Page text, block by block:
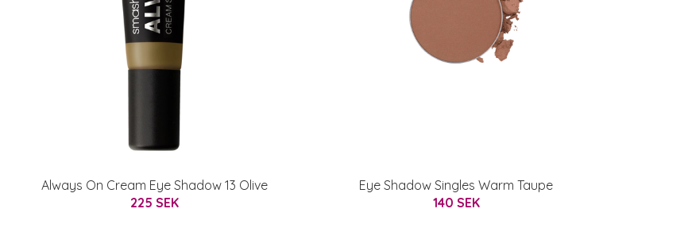
Always On Cream Eye Shadow 13 Olive
225 SEK
Eye Shadow Singles Warm Taupe
140 SEK